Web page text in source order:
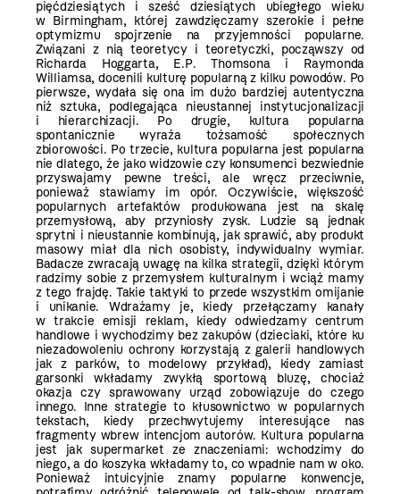
pięćdziesiątych i sześć dziesiątych ubiegłego wieku
w Birmingham, której zawdzięczamy szerokie i pełne
optymizmu spojrzenie na przyjemności popularne.
Związani z nią teoretycy i teoretyczki, począwszy od
Richarda Hoggarta, E.P. Thomsona i Raymonda
Williamsa, docenili kulturę popularną z kilku powodów. Po
pierwsze, wydała się ona im dużo bardziej autentyczna
niż sztuka, podlegająca nieustannej instytucjonalizacji
i hierarchizacji. Po drugie, kultura popularna
spontanicznie wyraża tożsamość społecznych
zbiorowości. Po trzecie, kultura popularna jest popularna
nie dlatego, że jako widzowie czy konsumenci bezwiednie
przyswajamy pewne treści, ale wręcz przeciwnie,
ponieważ stawiamy im opór. Oczywiście, większość
popularnych artefaktów produkowana jest na skalę
przemysłową, aby przyniosły zysk. Ludzie są jednak
sprytni i nieustannie kombinują, jak sprawić, aby produkt
masowy miał dla nich osobisty, indywidualny wymiar.
Badacze zwracają uwagę na kilka strategii, dzięki którym
radzimy sobie z przemysłem kulturalnym i wciąż mamy
z tego frajdę. Takie taktyki to przede wszystkim omijanie
i unikanie. Wdrażamy je, kiedy przełączamy kanały
w trakcie emisji reklam, kiedy odwiedzamy centrum
handlowe i wychodzimy bez zakupów (dzieciaki, które ku
niezadowoleniu ochrony korzystają z galerii handlowych
jak z parków, to modelowy przykład), kiedy zamiast
garsonki wkładamy zwykłą sportową bluzę, chociaż
okazja czy sprawowany urząd zobowiązuje do czego
innego. Inne strategie to kłusownictwo w popularnych
tekstach, kiedy przechwytujemy interesujące nas
fragmenty wbrew intencjom autorów. Kultura popularna
jest jak supermarket ze znaczeniami: wchodzimy do
niego, a do koszyka wkładamy to, co wpadnie nam w oko.
Ponieważ intuicyjnie znamy popularne konwencje,